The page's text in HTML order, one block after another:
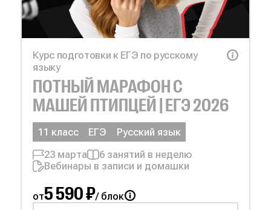
Курс подготовки к ЕГЭ по русскому
языку
ПОТНЫЙ МАРАФОН С
МАШЕЙ ПТИПЦЕЙ | ЕГЭ 2026
11 класс ЕГЭ
Русский язык
23 марта
6 занятий в неделю
Вебинары в записи и домашки
от5 590 ₽/ блок